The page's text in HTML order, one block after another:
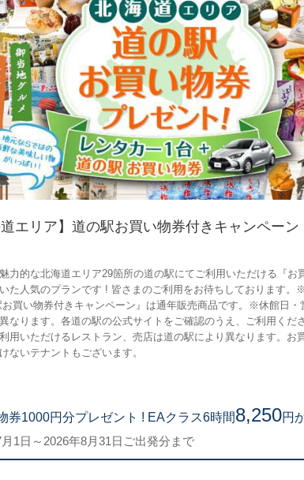
道エリア】道の駅お買い物券付きキャンペーン
力的な北海道エリア29箇所の道の駅にてご利用いただける『お
た人気のプランです ! 皆さまのご利用をお待ちしております。
お買い物券付きキャンペーン』は通年販売商品です。※休館日・
なります。各道の駅の公式サイトをご確認のうえ、ご利用くだ
用いただけるレストラン、売店は道の駅により異なります。お
ないテナントもございます。
券1000円分プレゼント ! EAクラス6時間8,250円
1日～2026年8月31日ご出発分まで